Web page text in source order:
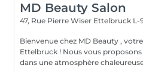
MD Beauty Salon
47, Rue Pierre Wiser Ettelbruck L-
Bienvenue chez MD Beauty ,
Ettelbruck ! Nous vous proposons une large gamme de soins,
dans une atmosphère